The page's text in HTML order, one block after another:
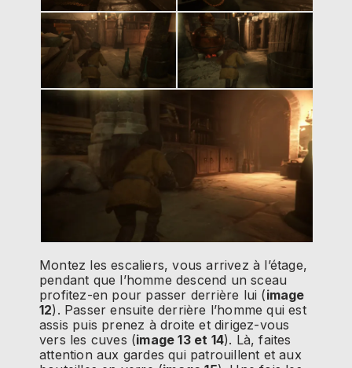
Montez les escaliers, vous arrivez à l’étage,
pendant que l’homme descend un sceau
profitez-en pour passer derrière lui (image
12). Passer ensuite derrière l’homme qui est
assis puis prenez à droite et dirigez-vous
vers les cuves (image 13 et 14). Là, faites
attention aux gardes qui patrouillent et aux